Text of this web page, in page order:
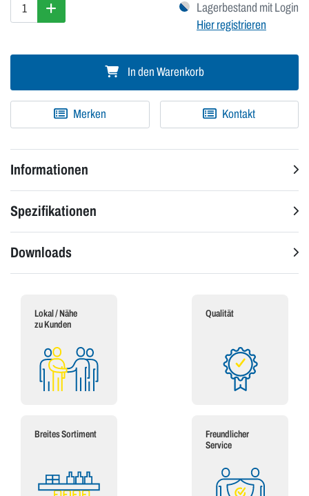
Lagerbestand mit Login
Hier registrieren
In den Warenkorb
Merken Kontakt
Informationen
Spezifikationen
Downloads
Lokal / Nähe
zu Kunden
Qualität
Breites Sortiment
Freundlicher
Service